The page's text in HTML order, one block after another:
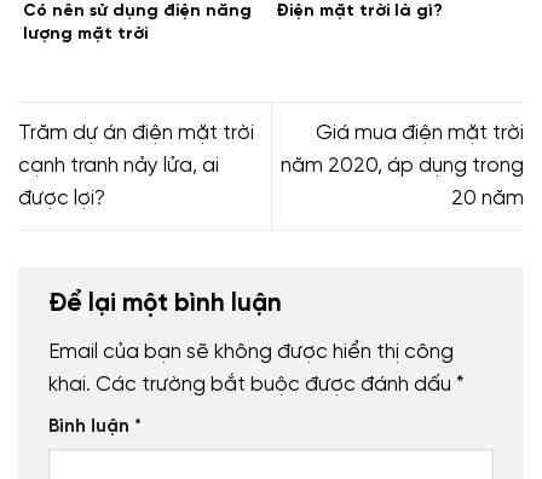
Có nên sử dụng điện năng
lượng mặt trời
Điện mặt trời là gì?
Trăm dự án điện mặt trời
cạnh tranh nảy lửa, ai
được lợi?
Giá mua điện mặt trời
năm 2020, áp dụng trong
20 năm
Để lại một bình luận
Email của bạn sẽ không được hiển thị công
khai. Các trường bắt buộc được đánh dấu *
Bình luận *